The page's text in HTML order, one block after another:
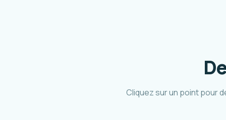
Cliquez sur un point pour